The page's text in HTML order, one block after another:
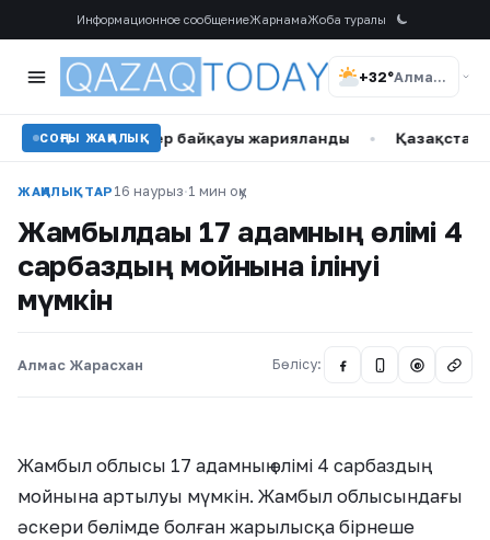
Информационное сообщениеЖарнамаЖоба туралы
+32° Алматы
СОҢҒЫ ЖАҢАЛЫҚбайқауы жарияланды • Қазақстан Түркі тау
ЖАҢАЛЫҚТАР 16 наурыз·1 мин оқу
Жамбылдағы 17 адамның өлімі 4
сарбаздың мойнына ілінуі
мүмкін
Алмас Жарасхан Бөлісу: @
Жамбыл облысы 17 адамның өлімі 4 сарбаздың
мойнына артылуы мүмкін. Жамбыл облысындағы
әскери бөлімде болған жарылысқа бірнеше